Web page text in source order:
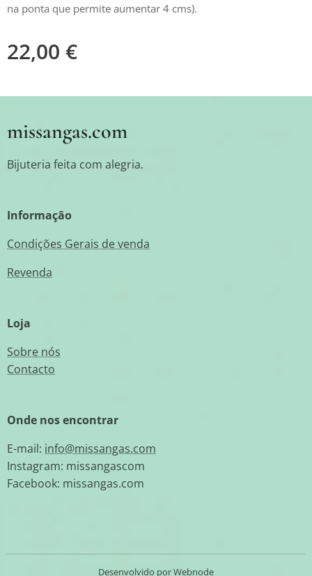
na ponta que permite aumentar 4 cms).
22,00 €
missangas.com
Bijuteria feita com alegria.
Informação
Condições Gerais de venda
Revenda
Loja
Sobre nós
Contacto
Onde nos encontrar
E-mail: info@missangas.com
Instagram: missangascom
Facebook: missangas.com
Desenvolvido porWebnode